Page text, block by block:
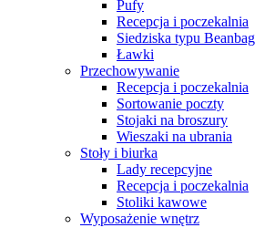
Pufy
Recepcja i poczekalnia
Siedziska typu Beanbag
Ławki
Przechowywanie
Recepcja i poczekalnia
Sortowanie poczty
Stojaki na broszury
Wieszaki na ubrania
Stoły i biurka
Lady recepcyjne
Recepcja i poczekalnia
Stoliki kawowe
Wyposażenie wnętrz